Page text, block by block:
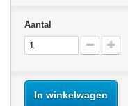
Aantal
In winkelwagen